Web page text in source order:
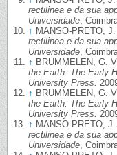
rectilinea e da sua
Universidade ,
↑ MANSO-PRETO, J.
rectilinea e da sua
Universidade ,
↑ BRUMMELEN, G.
the Earth: The Early
University Press.
↑ BRUMMELEN, G.
the Earth: The Early
University Press.
↑ MANSO-PRETO, J.
rectilinea e da sua
Universidade ,